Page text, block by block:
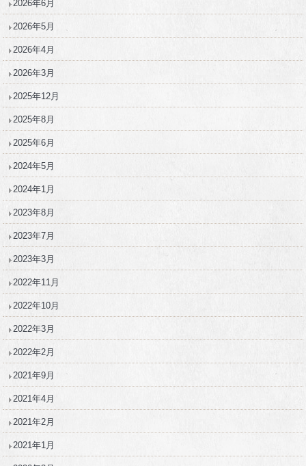
2026年6月
2026年5月
2026年4月
2026年3月
2025年12月
2025年8月
2025年6月
2024年5月
2024年1月
2023年8月
2023年7月
2023年3月
2022年11月
2022年10月
2022年3月
2022年2月
2021年9月
2021年4月
2021年2月
2021年1月